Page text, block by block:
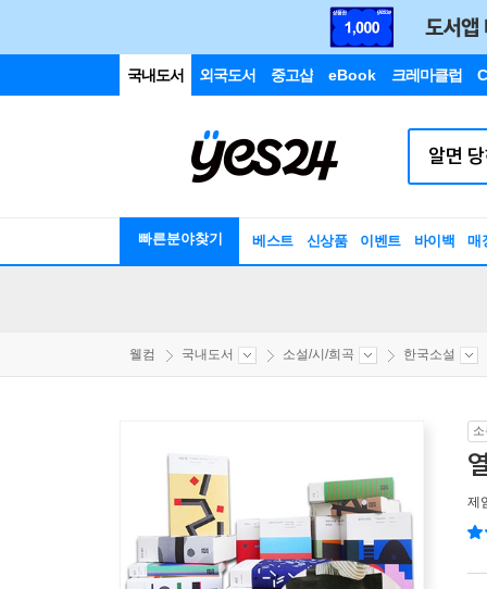
국내도서 외국도서 중고샵 eBook 크레마클럽
빠른분야찾기 베스트 신상품 이벤트 바이백 매
웰컴 국내도서 소설/시/희곡 한국소설
제